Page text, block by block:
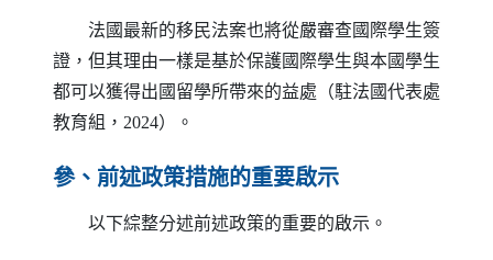
法國最新的移民法案也將從嚴審查國際學生簽
證，但其理由一樣是基於保護國際學生與本國學生
都可以獲得出國留學所帶來的益處（駐法國代表處
教育組，2024）。
參、前述政策措施的重要啟示
以下綜整分述前述政策的重要的啟示。